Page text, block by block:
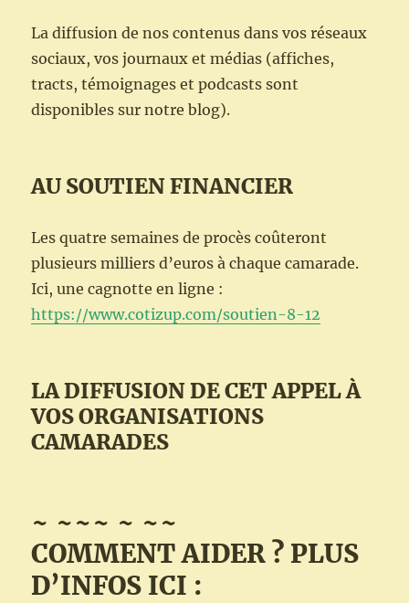
La diffusion de nos contenus dans vos réseaux
sociaux, vos journaux et médias (affiches,
tracts, témoignages et podcasts sont
disponibles sur notre blog).
AU SOUTIEN FINANCIER
Les quatre semaines de procès coûteront
plusieurs milliers d’euros à chaque camarade.
Ici, une cagnotte en ligne :
https://www.cotizup.com/soutien-8-12
LA DIFFUSION DE CET APPEL À
VOS ORGANISATIONS
CAMARADES
~ ~~~ ~ ~~
COMMENT AIDER ? PLUS
D’INFOS ICI :